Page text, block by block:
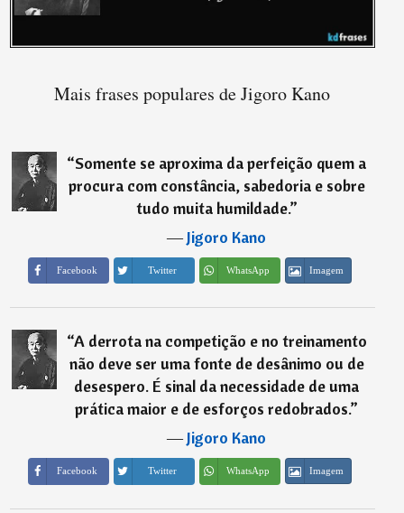
Mais frases populares de Jigoro Kano
“Somente se aproxima da perfeição quem a
procura com constância, sabedoria e sobre
tudo muita humildade.”
―Jigoro Kano
Facebook Twitter WhatsApp Imagem
“A derrota na competição e no treinamento
não deve ser uma fonte de desânimo ou de
desespero. É sinal da necessidade de uma
prática maior e de esforços redobrados.”
―Jigoro Kano
Facebook Twitter WhatsApp Imagem